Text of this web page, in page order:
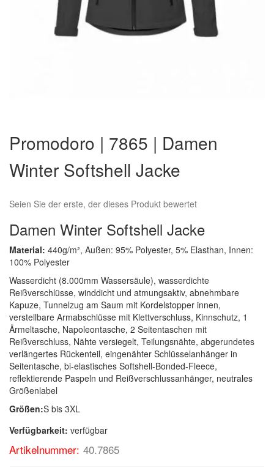
der
Bildergalerie
springen
Promodoro | 7865 | Damen
Winter Softshell Jacke
Seien Sie der erste, der dieses Produkt bewertet
Damen Winter Softshell Jacke
Material: 440g/m², Außen: 95% Polyester, 5% Elasthan, Innen:
100% Polyester
Wasserdicht (8.000mm Wassersäule), wasserdichte
Reißverschlüsse, winddicht und atmungsaktiv, abnehmbare
Kapuze, Tunnelzug am Saum mit Kordelstopper innen,
verstellbare Armabschlüsse mit Klettverschluss, Kinnschutz, 1
Ärmeltasche, Napoleontasche, 2 Seitentaschen mit
Reißverschluss, Nähte versiegelt, Teilungsnähte, abgerundetes
verlängertes Rückenteil, eingenähter Schlüsselanhänger in
Seitentasche, bi-elastisches Softshell-Bonded-Fleece,
reflektierende Paspeln und Reißverschlussanhänger, neutrales
Größenlabel
Größen:S bis 3XL
Verfügbarkeit: verfügbar
Artikelnummer: 40.7865